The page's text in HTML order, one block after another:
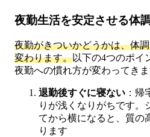
夜勤生活を安定させる体
夜勤がきついかどうかは、体
変わります。以下の4つのポイ
夜勤への慣れ方が変わってきま
退勤後すぐに寝ない ：
りが浅くなりがちです。
てから横になると、質の
ります